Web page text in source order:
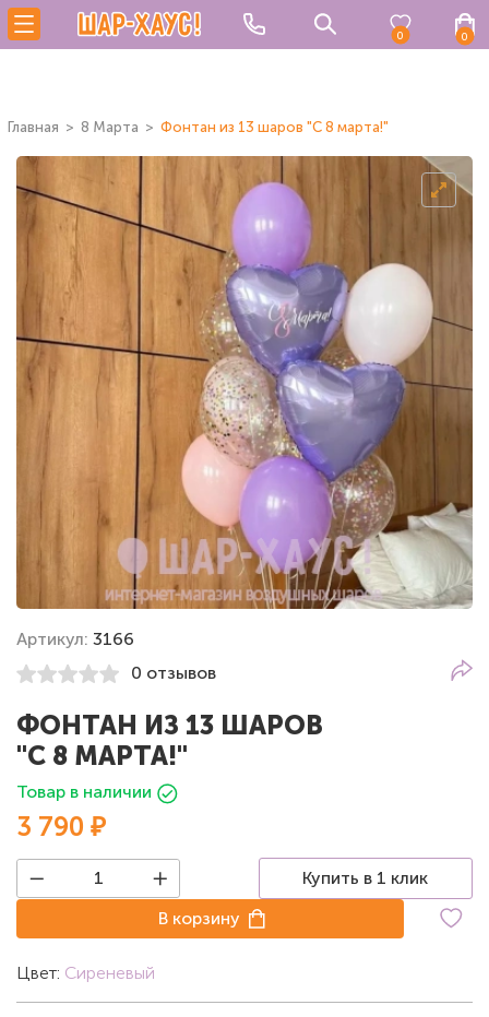
0 0
Главная 8 Марта Фонтан из 13 шаров "С 8 марта!"
Артикул: 3166
0 отзывов
ФОНТАН ИЗ 13 ШАРОВ
"С 8 МАРТА!"
Товар в наличии
3 790 ₽
Купить в 1 клик
В корзину
Цвет: Сиреневый